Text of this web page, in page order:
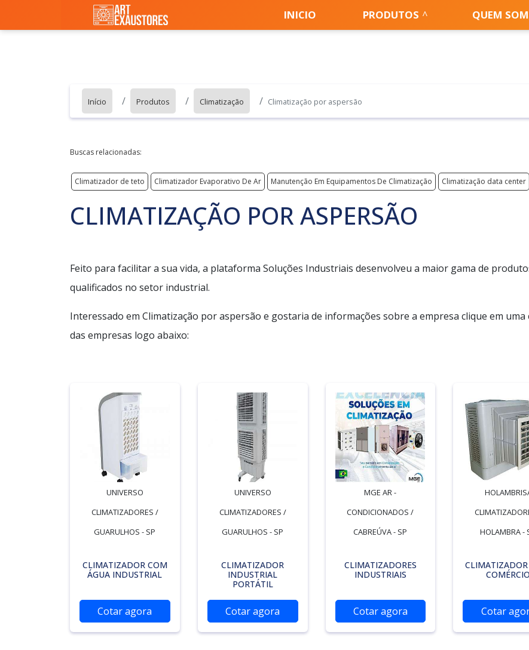
INICIO PRODUTOS QUEM
Início Produtos Climatização Climatização por aspersão
Buscas relacionadas:
Climatizador de teto Climatizador Evaporativo De Ar Manutenção Em Equipamentos De Climatização Climatização data center
CLIMATIZAÇÃO POR ASPERSÃO
Feito para facilitar a sua vida, a plataforma Soluções Industriais desenvolveu a maior gama de
qualificados no setor industrial.
Interessado em Climatização por aspersão e gostaria de informações sobre a empresa clique em uma
das empresas logo abaixo:
UNIVERSO
CLIMATIZADORES /
GUARULHOS - SP
CLIMATIZADOR COM
ÁGUA INDUSTRIAL
Cotar agora
UNIVERSO
CLIMATIZADORES /
GUARULHOS - SP
CLIMATIZADOR
INDUSTRIAL
PORTÁTIL
Cotar agora
MGE AR -
CONDICIONADOS /
CABREÚVA - SP
CLIMATIZADORES
INDUSTRIAIS
Cotar agora
HOLAMBRA -
CLIMATIZADOR
COMÉRCIO
Cotar